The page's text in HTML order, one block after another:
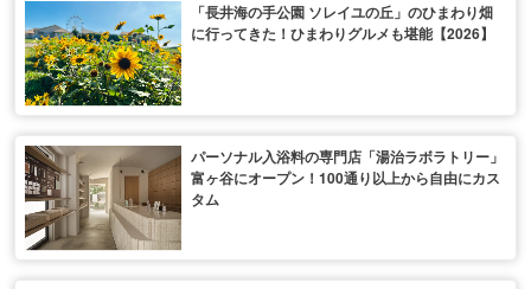
「長井海の手公園 ソレイユの丘」のひまわり畑
に行ってきた！ひまわりグルメも堪能【2026】
パーソナル入浴料の専門店「湯治ラボラトリー」
富ヶ谷にオープン！100通り以上から自由にカス
タム